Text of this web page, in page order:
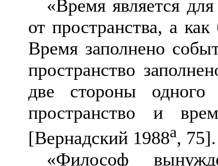
«Время является
от пространства, а
Время заполнено
пространство
две стороны
пространство и
[Вернадский 1988а, 75].
«Философ